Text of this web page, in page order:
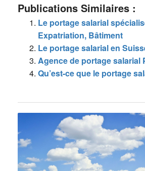
Publications Similaires :
Le portage salarial
Expatriation, Bâtiment
Le portage salarial en
Agence de portage salarial
Qu’est-ce que le portage